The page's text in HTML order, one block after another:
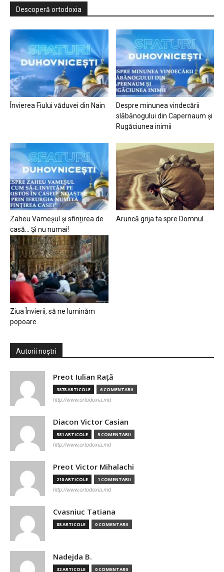
Descoperă ortodoxia
Învierea Fiului văduvei din Nain
Despre minunea vindecării
slăbănogului din Capernaum și
Rugăciunea inimii
Zaheu Vameșul și sfințirea de
casă… Și nu numai!
Aruncă grija ta spre Domnul…
Ziua Învierii, să ne luminăm
popoare…
Autorii noștri
Preot Iulian Raţă
3878 ARTICOLE 6 COMENTARII
http://www.ortodoxia.md
Diacon Victor Casian
581 ARTICOLE 5 COMENTARII
http://www.ortodoxia.md
Preot Victor Mihalachi
210 ARTICOLE 1 COMENTARII
http://www.ortodoxia.md
Cvasniuc Tatiana
88 ARTICOLE 0 COMENTARII
Nadejda B.
32 ARTICOLE 0 COMENTARII